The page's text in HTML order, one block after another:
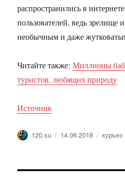
распространились в
пользователей, ведь зрелище
необычным и даже
Читайте также:Миллионы
туристов, любящих природу
Источник
Автор
120.su Опубликовано
14.06.2018 Метки
курьез